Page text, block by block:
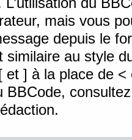
mais vous
depuis le
similaire au style
et ] à la place de <
BBCode,